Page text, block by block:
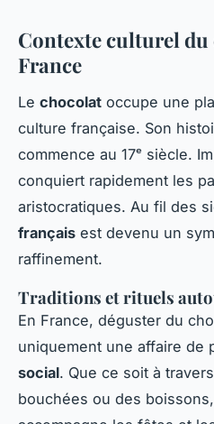
Contexte culturel du
France
Le chocolat occupe une
culture française. Son
commence au 17ᵉ siècle.
conquiert rapidement les
aristocratiques. Au fil des
français est devenu un
raffinement.
Traditions et rituels
En France, déguster du
uniquement une affaire de
social. Que ce soit à
bouchées ou des